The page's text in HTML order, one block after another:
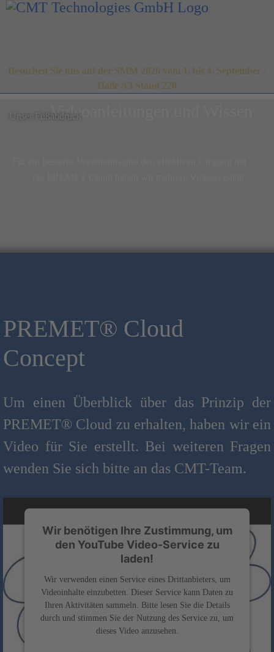
Besuchen Sie uns auf der SMM 2026 vom 1. bis 4. September -
Halle A3 Stand 220
Unser FußabdruckVideoanleitungen und Wissen
PREMET® Cloud
Concept
Um einen Überblick über das Prinzip der
PREMET® Cloud zu erhalten, haben wir ein
Video für Sie erstellt. Bei weiteren Fragen
wenden Sie sich bitte an das CMT-Team.
Wir benötigen Ihre Zustimmung, um
den YouTube Video-Service zu
laden!
Wir verwenden einen Service eines Drittanbieters, um
Videoinhalte einzubetten. Dieser Service kann Daten zu
Ihren Aktivitäten sammeln. Bitte lesen Sie die Details
durch und stimmen Sie der Nutzung des Service zu, um
dieses Video anzusehen.